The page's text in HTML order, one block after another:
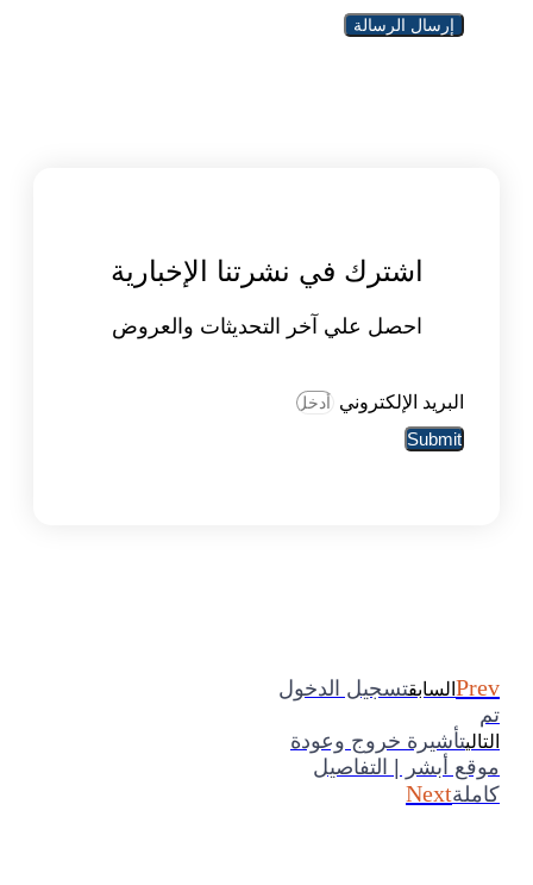
إرسال الرسالة
اشترك في نشرتنا الإخبارية
احصل علي آخر التحديثات والعروض
البريد الإلكتروني
Submit
Prev السابقتسجيل الدخول
تم
التاليتأشيرة خروج وعودة
موقع أبشر | التفاصيل
كاملةNext